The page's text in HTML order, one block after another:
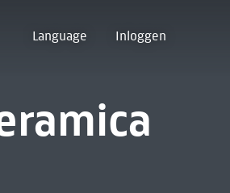
Language Inloggen